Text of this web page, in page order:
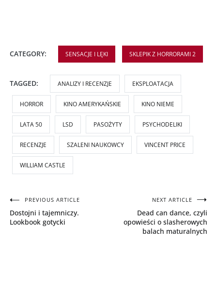
CATEGORY: SENSACJE I LĘKI SKLEPIK Z HORRORAMI 2
TAGGED: ANALIZY I RECENZJE EKSPLOATACJA
HORROR KINO AMERYKAŃSKIE KINO NIEME
LATA 50 LSD PASOŻYTY PSYCHODELIKI
RECENZJE SZALENI NAUKOWCY VINCENT PRICE
WILLIAM CASTLE
Nawigacja
wpisu
PREVIOUS ARTICLE
Dostojni i tajemniczy.
Lookbook gotycki
NEXT ARTICLE
Dead can dance, czyli
opowieści o slasherowych
balach maturalnych